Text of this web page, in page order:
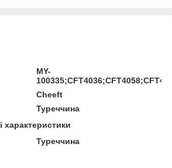
MY-
Cheeft
Туреччина
характеристики
Туреччина